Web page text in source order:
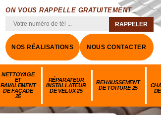
ON VOUS RAPPELLE GRATUITEMENT
NOS RÉALISATIONS NOUS CONTACTER
NETTOYAGE
ET
RAVALEMENT
DE FAÇADE
25
RÉPARATEUR
INSTALLATEUR
DE VELUX 25
REHAUSSEMENT
DE TOITURE 25